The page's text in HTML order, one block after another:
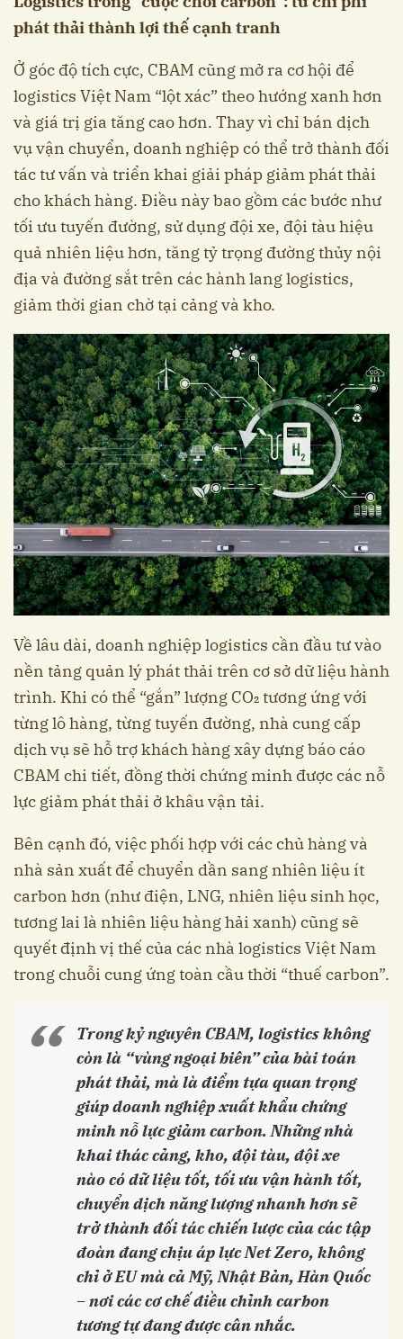
phát thải thành lợi thế cạnh tranh
Ở góc độ tích cực, CBAM cũng mở ra cơ hội để
logistics Việt Nam “lột xác” theo hướng xanh hơn
và giá trị gia tăng cao hơn. Thay vì chỉ bán dịch
vụ vận chuyển, doanh nghiệp có thể trở thành đối
tác tư vấn và triển khai giải pháp giảm phát thải
cho khách hàng. Điều này bao gồm các bước như
tối ưu tuyến đường, sử dụng đội xe, đội tàu hiệu
quả nhiên liệu hơn, tăng tỷ trọng đường thủy nội
địa và đường sắt trên các hành lang logistics,
giảm thời gian chờ tại cảng và kho.
Về lâu dài, doanh nghiệp logistics cần đầu tư vào
nền tảng quản lý phát thải trên cơ sở dữ liệu hành
trình. Khi có thể “gắn” lượng CO₂ tương ứng với
từng lô hàng, từng tuyến đường, nhà cung cấp
dịch vụ sẽ hỗ trợ khách hàng xây dựng báo cáo
CBAM chi tiết, đồng thời chứng minh được các nỗ
lực giảm phát thải ở khâu vận tải.
Bên cạnh đó, việc phối hợp với các chủ hàng và
nhà sản xuất để chuyển dần sang nhiên liệu ít
carbon hơn (như điện, LNG, nhiên liệu sinh học,
tương lai là nhiên liệu hàng hải xanh) cũng sẽ
quyết định vị thế của các nhà logistics Việt Nam
trong chuỗi cung ứng toàn cầu thời “thuế carbon”.
Trong kỷ nguyên CBAM, logistics không
còn là “vùng ngoại biên” của bài toán
phát thải, mà là điểm tựa quan trọng
giúp doanh nghiệp xuất khẩu chứng
minh nỗ lực giảm carbon. Những nhà
khai thác cảng, kho, đội tàu, đội xe
nào có dữ liệu tốt, tối ưu vận hành tốt,
chuyển dịch năng lượng nhanh hơn sẽ
trở thành đối tác chiến lược của các tập
đoàn đang chịu áp lực Net Zero, không
chỉ ở EU mà cả Mỹ, Nhật Bản, Hàn Quốc
– nơi các cơ chế điều chỉnh carbon
tương tự đang được cân nhắc.